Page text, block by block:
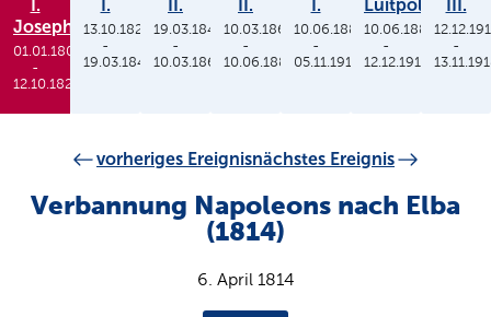
I.
Joseph
01.01.1806
-
12.10.1825
I.
13.10.1825
-
19.03.1848
II.
19.03.1848
-
10.03.1864
II.
10.03.1864
-
10.06.1886
I.
10.06.1886
-
05.11.1913
Luitpold
10.06.1886
-
12.12.1912
III.
-
vorheriges Ereignisnächstes Ereignis
Verbannung Napoleons nach Elba
(1814)
6. April 1814